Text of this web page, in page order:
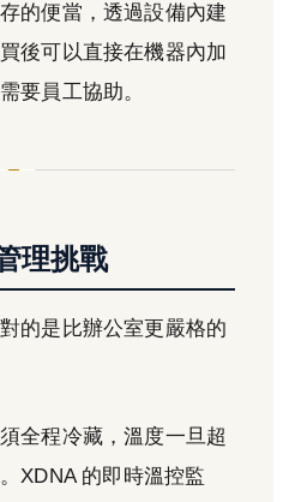
的便當，透過設備內建
後可以直接在機器內加
要員工協助。
理挑戰
對的是比辦公室更嚴格的
全程冷藏，溫度一旦超
XDNA 的即時溫控監